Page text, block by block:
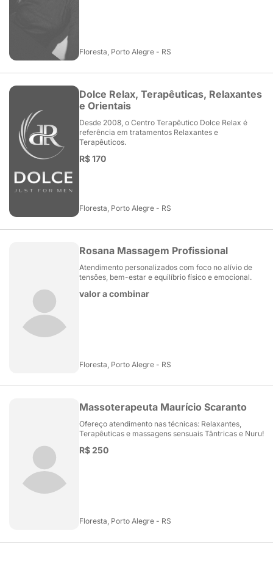
Floresta, Porto Alegre - RS
Dolce Relax, Terapêuticas, Relaxantes
e Orientais
Desde 2008, o Centro Terapêutico Dolce Relax é
referência em tratamentos Relaxantes e
Terapêuticos.
R$ 170
Floresta, Porto Alegre - RS
Rosana Massagem Profissional
Atendimento personalizados com foco no alívio de
tensões, bem-estar e equilíbrio físico e emocional.
valor a combinar
Floresta, Porto Alegre - RS
Massoterapeuta Maurício Scaranto
Ofereço atendimento nas técnicas: Relaxantes,
Terapêuticas e massagens sensuais Tântricas e Nuru!
R$ 250
Floresta, Porto Alegre - RS